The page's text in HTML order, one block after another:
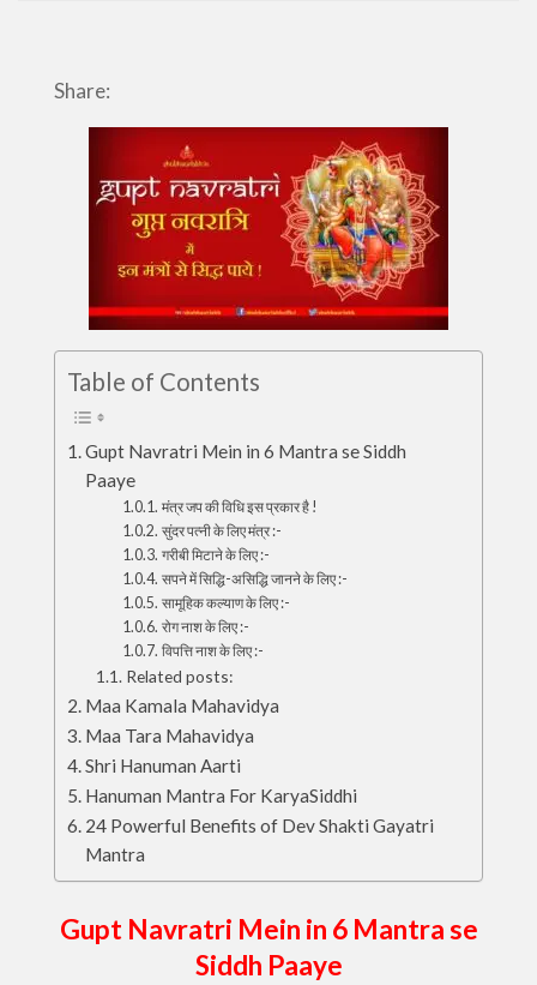
Share:
Table of Contents
Gupt Navratri Mein in 6 Mantra se Siddh
Paaye
मंत्र जप की विधि इस प्रकार है !
सुंदर पत्नी के लिए मंत्र :-
गरीबी मिटाने के लिए :-
सपने में सिद्धि-असिद्धि जानने के लिए :-
सामूहिक कल्याण के लिए :-
रोग नाश के लिए :-
विपत्ति नाश के लिए :-
Related posts:
Maa Kamala Mahavidya
Maa Tara Mahavidya
Shri Hanuman Aarti
Hanuman Mantra For KaryaSiddhi
24 Powerful Benefits of Dev Shakti Gayatri
Mantra
Gupt Navratri Mein in 6 Mantra se
Siddh Paaye